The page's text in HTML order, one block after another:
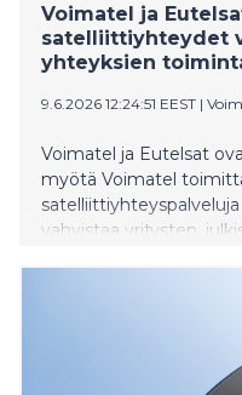
Voimatel ja
satelliittiyhteydet
yhteyksien
9.6.2026 12:24:51 EEST |
Voimatel ja Eutelsat
myötä Voimatel
vahvistaa yritysten,